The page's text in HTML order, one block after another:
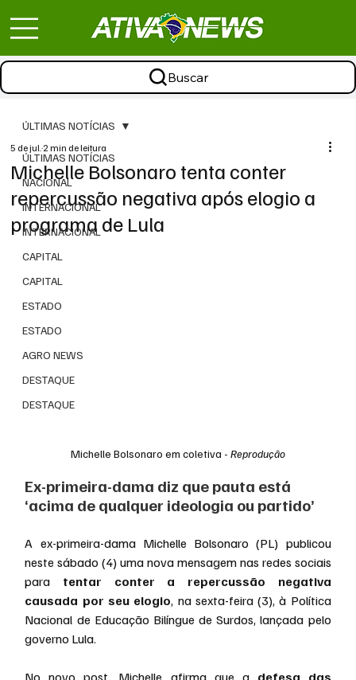
Buscar
ÚLTIMAS NOTÍCIAS
NACIONAL
INTERNACIONAL
INTERNACIONAL
CAPITAL
CAPITAL
ESTADO
ESTADO
AGRO NEWS
DESTAQUE
DESTAQUE
ÚLTIMAS NOTÍCIAS
Michelle Bolsonaro tenta conter
repercussão negativa após elogio a
programa de Lula
5 de jul.2 min de leitura
Michelle Bolsonaro em coletiva - Reprodução
Ex-primeira-dama diz que pauta está
‘acima de qualquer ideologia ou partido’
A ex-primeira-dama Michelle Bolsonaro (PL) publicou
neste sábado (4) uma nova mensagem nas redes sociais
para tentar conter a repercussão negativa
causada por seu elogio, na sexta-feira (3), à Política
Nacional de Educação Bilíngue de Surdos, lançada pelo
governo Lula.
No novo post, Michelle afirma que a defesa das